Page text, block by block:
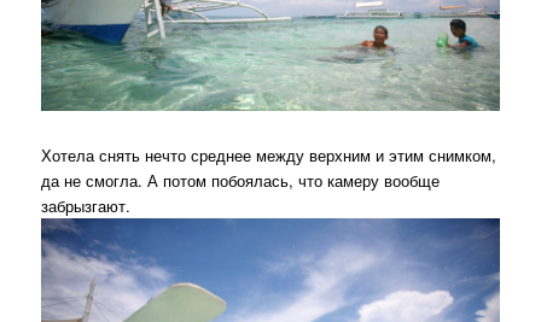
Хотела снять нечто среднее между верхним и этим снимком,
да не смогла. А потом побоялась, что камеру вообще
забрызгают.